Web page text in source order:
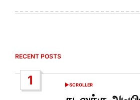
RECENT POSTS
1
POSTED
SCROLLER